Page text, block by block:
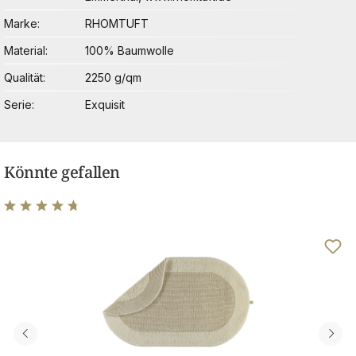
Marke
RHOMTUFT
Material
100% Baumwolle
Qualität
2250 g/qm
Serie
Exquisit
Könnte gefallen